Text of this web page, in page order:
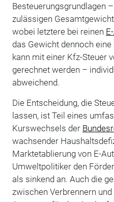
Besteuerungsgrundlagen
zulässigen
wobei letztere bei reinen
das Gewicht dennoch
kann mit einer Kfz-Steuer
gerechnet werden –
abweichend.
Die Entscheidung, die
lassen, ist Teil eines
Kurswechsels der
wachsender
Marktetablierung von E-
Umweltpolitiker den
als sinkend an. Auch die
zwischen Verbrennern